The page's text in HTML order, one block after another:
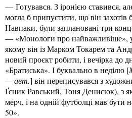
— Готувався. З іронією ставився,
могла б припустити, що він захотів
Навпаки, були заплановані три
— «Монологи про найважливіше»,
якому він із Марком Токарем та
новий проєкт робити, і вечірка до
«Братиська». І буквально в неділю [
— авт.] він переписувався з
Ґєник Равський, Тоня Денисюк), з
мерч, і на одній футболці мав бути
50».